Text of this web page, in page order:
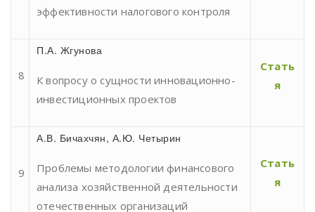
эффективности налогового контроля
8
П.А. Жгунова
К вопросу о сущности инновационно-
инвестиционных проектов
Стать
я
9
А.В. Бичахчян, А.Ю. Четырин
Проблемы методологии финансового
анализа хозяйственной деятельности
отечественных организаций
Стать
я